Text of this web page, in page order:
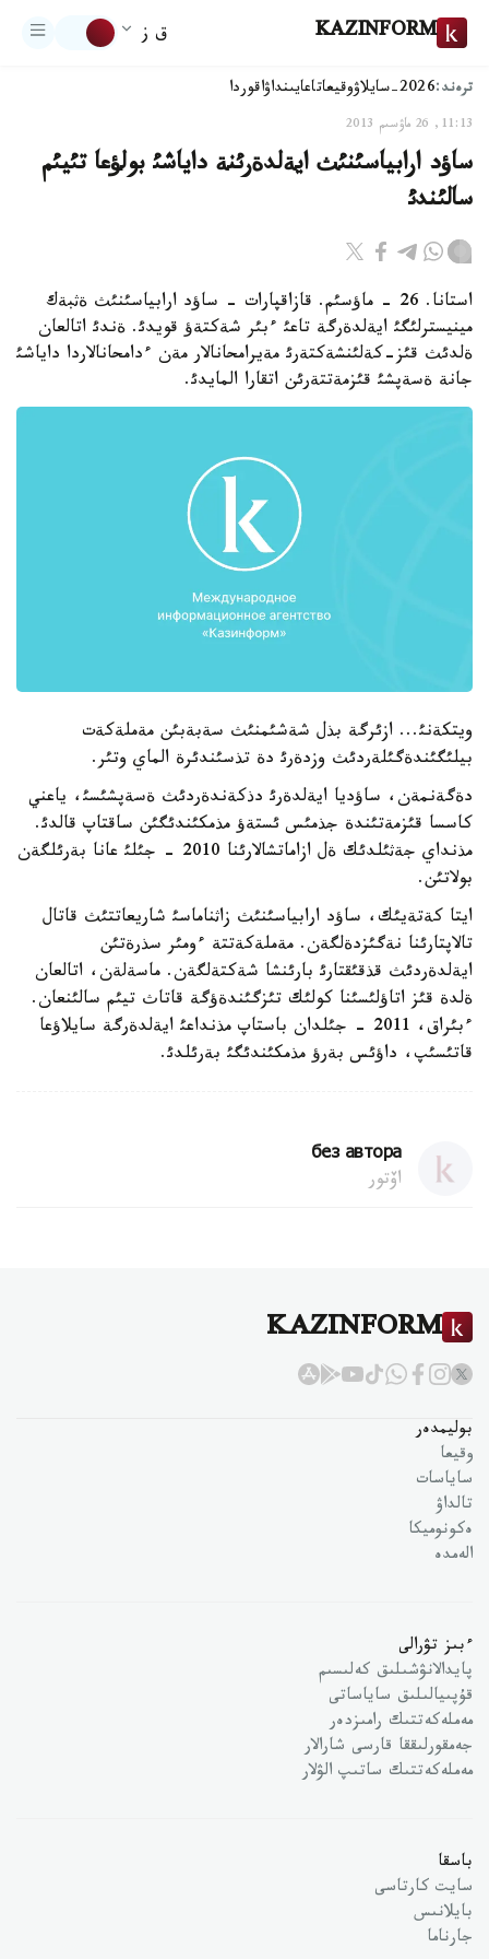
KAZINFORM ق ز
ترەند:2026-سايلاۋ وقيعاتاعايىنداۋاقوردا
11:13, 26 ماۋسىم 2013
ساؤد ارابياسئنئث ايةلدةرئنة داياشئ بولؤعا تئيئم
سالئندئ
استانا. 26 - ماؤسئم. قازاقپارات - ساؤد ارابياسئنئث ةثبةك
مينيسترلئگئ ايةلدةرگة تاعئ ءبئر شةكتةؤ قويدئ. ةندئ اتالعان
ةلدئث قئز-كةلئنشةكتةرئ مةيرامحانالار مةن ءدامحانالاردا داياشئ
جانة ةسةپشئ قئزمةتتةرئن اتقارا المايدئ.
ويتكةنئ... ازئرگة بذل شةشئمنئث سةبةبئن مةملةكةت
بيلئگئندةگئلةردئث وزدةرئ دة تذسئندئرة الماي وتئر.
دةگةنمةن، ساؤديا ايةلدةرئ دذكةندةردئث ةسةپشئسئ، ياعني
كاسسا قئزمةتئندة جذمئس ئستةؤ مذمكئندئگئن ساقتاپ قالدئ.
مذنداي جةثئلدئك ةل ازاماتشالارئنا 2010 - جئلئ عانا بةرئلگةن
بولاتئن.
ايتا كةتةيئك، ساؤد ارابياسئنئث زاثناماسئ شاريعاتتئث قاتال
تالاپتارئنا نةگئزدةلگةن. مةملةكةتتة ءومئر سذرةتئن
ايةلدةردئث قذقئقتارئ بارئنشا شةكتةلگةن. ماسةلةن، اتالعان
ةلدة قئز اتاؤلئسئنا كولئك تئزگئندةؤگة قاتاث تيئم سالئنعان.
ءبئراق، 2011 - جئلدان باستاپ مذنداعئ ايةلدةرگة سايلاؤعا
قاتئسئپ، داؤئس بةرؤ مذمكئندئگئ بةرئلدئ.
без автора
اۆتور
KAZINFORM
بوليمدەر
وقيعا
ساياسات
تالداۋ
ەكونوميكا
الەمدە
ءبىز تۋرالى
پايدالانۋشىلىق كەلىسىم
قۇپىيالىلىق ساياساتى
مەملەكەتتىك رامىزدەر
جەمقورلىققا قارسى شارالار
مەملەكەتتىك ساتىپ الۋلار
باسقا
سايت كارتاسى
بايلانىس
جارناما